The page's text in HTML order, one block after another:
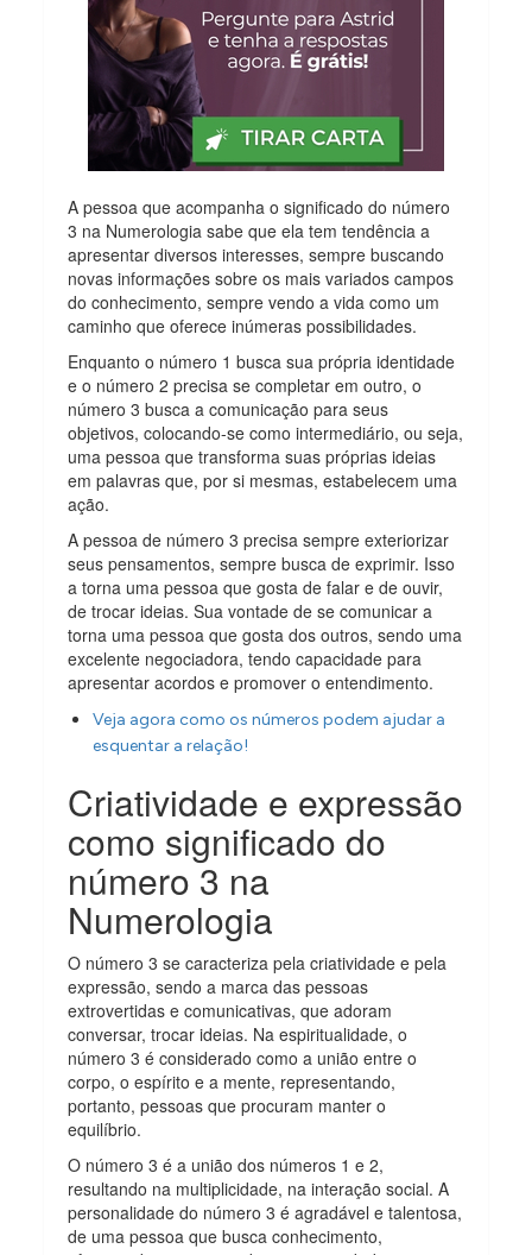
A pessoa que acompanha o significado do número
3 na Numerologia sabe que ela tem tendência a
apresentar diversos interesses, sempre buscando
novas informações sobre os mais variados campos
do conhecimento, sempre vendo a vida como um
caminho que oferece inúmeras possibilidades.
Enquanto o número 1 busca sua própria identidade
e o número 2 precisa se completar em outro, o
número 3 busca a comunicação para seus
objetivos, colocando-se como intermediário, ou seja,
uma pessoa que transforma suas próprias ideias
em palavras que, por si mesmas, estabelecem uma
ação.
A pessoa de número 3 precisa sempre exteriorizar
seus pensamentos, sempre busca de exprimir. Isso
a torna uma pessoa que gosta de falar e de ouvir,
de trocar ideias. Sua vontade de se comunicar a
torna uma pessoa que gosta dos outros, sendo uma
excelente negociadora, tendo capacidade para
apresentar acordos e promover o entendimento.
Veja agora como os números podem ajudar a
esquentar a relação!
Criatividade e expressão
como significado do
número 3 na
Numerologia
O número 3 se caracteriza pela criatividade e pela
expressão, sendo a marca das pessoas
extrovertidas e comunicativas, que adoram
conversar, trocar ideias. Na espiritualidade, o
número 3 é considerado como a união entre o
corpo, o espírito e a mente, representando,
portanto, pessoas que procuram manter o
equilíbrio.
O número 3 é a união dos números 1 e 2,
resultando na multiplicidade, na interação social. A
personalidade do número 3 é agradável e talentosa,
de uma pessoa que busca conhecimento,